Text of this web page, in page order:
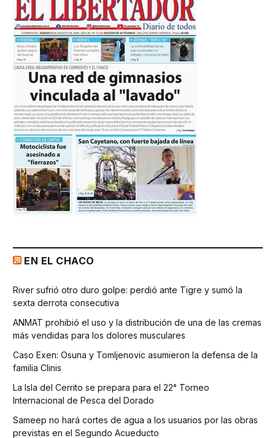
EN EL CHACO
River sufrió otro duro golpe: perdió ante Tigre y sumó la
sexta derrota consecutiva
ANMAT prohibió el uso y la distribución de una de las cremas
más vendidas para los dolores musculares
Caso Exen: Osuna y Tomljenovic asumieron la defensa de la
familia Clinis
La Isla del Cerrito se prepara para el 22° Torneo
Internacional de Pesca del Dorado
Sameep no hará cortes de agua a los usuarios por las obras
previstas en el Segundo Acueducto